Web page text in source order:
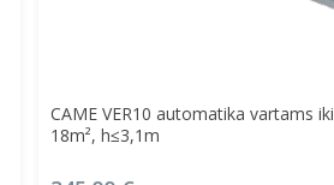
Daugiau
CAME VER10 automatika vartams iki
18m², h≤3,1m